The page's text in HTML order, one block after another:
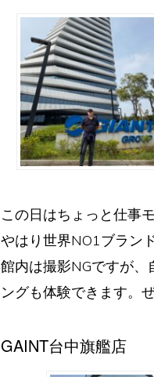
この日はちょっと仕事
やはり世界NO1ブラン
館内は撮影NGですが
ングも体験できます。
GAINT台中旗艦店